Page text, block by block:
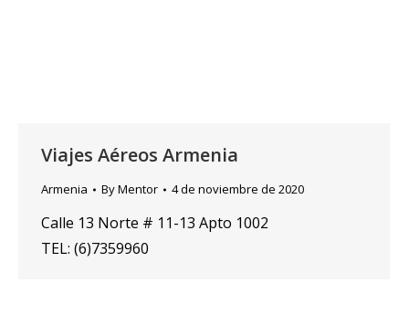
Viajes Aéreos Armenia
Armenia ByMentor 4 de noviembre de 2020
Calle 13 Norte # 11-13 Apto 1002
TEL: (6)7359960